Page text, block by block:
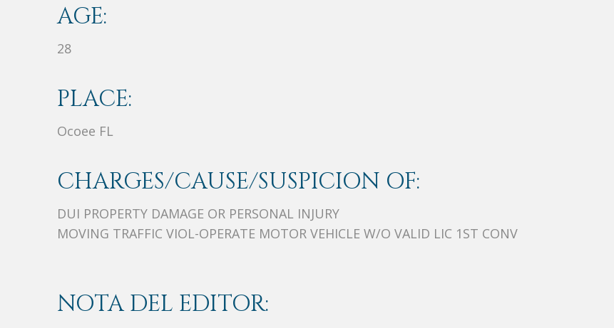
AGE:
28
PLACE:
Ocoee FL
CHARGES/CAUSE/SUSPICION OF:
DUI PROPERTY DAMAGE OR PERSONAL INJURY
MOVING TRAFFIC VIOL-OPERATE MOTOR VEHICLE W/O VALID LIC 1ST CONV
NOTA DEL EDITOR: